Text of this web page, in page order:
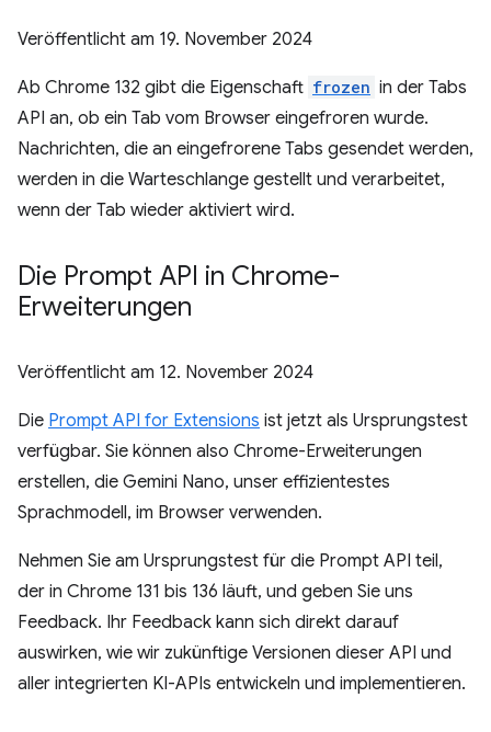
Veröffentlicht am 19. November 2024
Ab Chrome 132 gibt die Eigenschaft frozen in der Tabs
API an, ob ein Tab vom Browser eingefroren wurde.
Nachrichten, die an eingefrorene Tabs gesendet werden,
werden in die Warteschlange gestellt und verarbeitet,
wenn der Tab wieder aktiviert wird.
Die Prompt API in Chrome-
Erweiterungen
Veröffentlicht am 12. November 2024
Die Prompt API for Extensions ist jetzt als Ursprungstest
verfügbar. Sie können also Chrome-Erweiterungen
erstellen, die Gemini Nano, unser effizientestes
Sprachmodell, im Browser verwenden.
Nehmen Sie am Ursprungstest für die Prompt API teil,
der in Chrome 131 bis 136 läuft, und geben Sie uns
Feedback. Ihr Feedback kann sich direkt darauf
auswirken, wie wir zukünftige Versionen dieser API und
aller integrierten KI-APIs entwickeln und implementieren.